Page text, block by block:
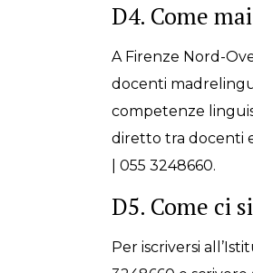
D4. Come
A Firenze Nord-
docenti
competenze
diretto tra docenti
| 055 3248660.
D5. Come ci
Per iscriversi